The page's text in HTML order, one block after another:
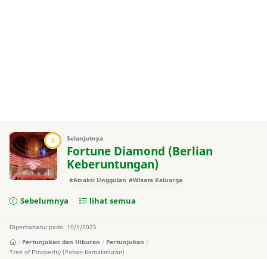
5 Selanjutnya
Fortune Diamond (Berlian
Keberuntungan)
#Atraksi Unggulan #Wisata Keluarga
Sebelumnya lihat semua
Diperbaharui pada: 10/1/2025
Pertunjukan dan Hiburan
Pertunjukan
Tree of Prosperity (Pohon Kemakmuran)